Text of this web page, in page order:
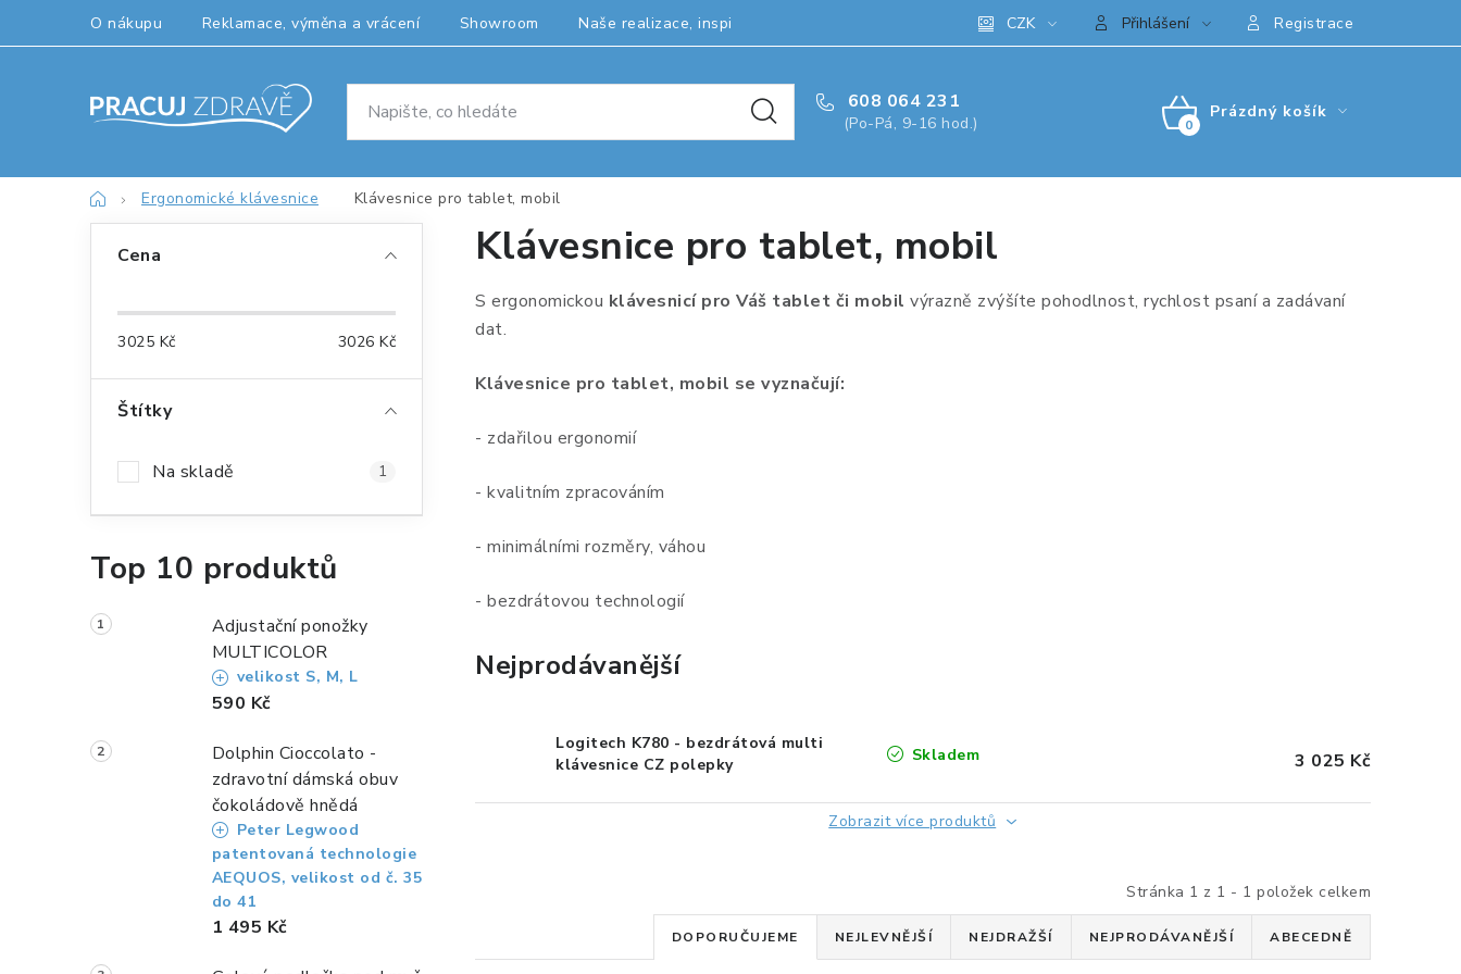
O nákupu Reklamace, výměna a vrácení Showroom Naše realizace, inspirace a návody CZK Přihlášení Registrace
608 064 231
(Po-Pá, 9-16 hod.)
NÁKUPNÍ
Prázdný košík
DomůErgonomické klávesnice Klávesnice pro tablet, mobil
t
n
í
p
e
Cena
3025 Kč 3026 Kč
Štítky
Na skladě 1
Top 10 produktů
Adjustační ponožky
MULTICOLOR
velikost S, M, L
590 Kč
Dolphin Cioccolato -
zdravotní dámská obuv
čokoládově hnědá
Peter Legwood
patentovaná technologie
AEQUOS, velikost od č. 35
do 41
1 495 Kč
Klávesnice pro tablet, mobil
S ergonomickou klávesnicí pro Váš tablet či mobil výrazně zvýšíte pohodlnost, rychlost psaní a zadávaní
dat.
Klávesnice pro tablet, mobil se vyznačují:
- zdařilou ergonomií
- kvalitním zpracováním
- minimálními rozměry, váhou
- bezdrátovou technologií
Nejprodávanější
Logitech K780 - bezdrátová multi
klávesnice CZ polepky
Skladem 3 025 Kč
Zobrazit více produktů
Stránka 1 z 1 - 1 položek celkem
ŘDOPORUČUJEME NEJLEVNĚJŠÍ NEJDRAŽŠÍ NEJPRODÁVANĚJŠÍ ABECEDNĚ